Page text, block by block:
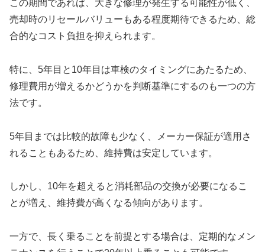
この期間であれば、大きな修理が発生する可能性が低く、
売却時のリセールバリューもある程度期待できるため、総
合的なコスト負担を抑えられます。
特に、5年目と10年目は車検のタイミングにあたるため、
修理費用が増えるかどうかを判断基準にするのも一つの方
法です。
5年目までは比較的故障も少なく、メーカー保証が適用さ
れることもあるため、維持費は安定しています。
しかし、10年を超えると消耗部品の交換が必要になるこ
とが増え、維持費が高くなる傾向があります。
一方で、長く乗ることを前提とする場合は、定期的なメン